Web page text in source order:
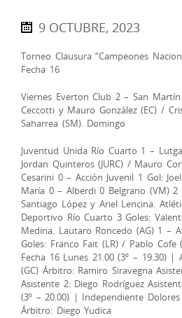
9 OCTUBRE, 2023
Torneo Clausura “Campeones
Fecha 16
Viernes Everton Club 2 – San
Ceccotti y Mauro González (EC) /
Saharrea (SM). Domingo
Juventud Unida Río Cuarto 1 –
Jordan Quinteros (JURC) / Mauro
Cesarini 0 – Acción Juvenil 1 Gol:
María 0 – Alberdi 0 Belgrano (VM) 2
Santiago López y Ariel Lencina.
Deportivo Río Cuarto 3 Goles:
Medina. Lautaro Roncedo (AG) 1 –
Goles: Franco Fait (LR) / Pablo Cofe
Fecha 16 Lunes 21.00 (3º – 19.30) |
(GC) Árbitro: Ramiro Siravegna
Asistente 2: Diego Rodríguez
(3º – 20.00) | Independiente
Árbitro: Diego Yudica